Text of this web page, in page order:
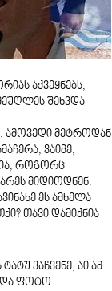
აქვეყნებს,
შეხვდა
ამოვედი მეტროდან
ვაიმე,
როგორც
მიდიოდნენ.
ეს ამხელა
თავი დამიქნია
ვაჩვენე, აი ამ
და ფოტო